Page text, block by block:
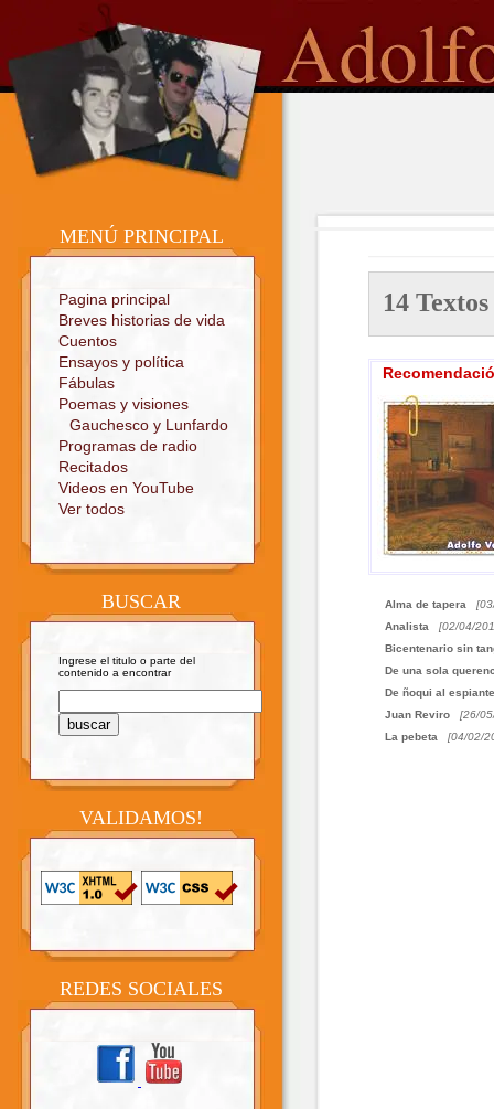
Sitio oficial
MENÚ PRINCIPAL
Pagina principal
Breves historias de vida
Cuentos
Ensayos y política
Fábulas
Poemas y visiones
Gauchesco y Lunfardo
Programas de radio
Recitados
Videos en YouTube
Ver todos
BUSCAR
Ingrese el titulo o parte del
contenido a encontrar
VALIDAMOS!
REDES SOCIALES
14
Alma de tapera
Analista
[02/04/
Bicentenario sin
De una sola
De ñoqui al espiante
Juan Reviro
[26/
La pebeta
[04/02/